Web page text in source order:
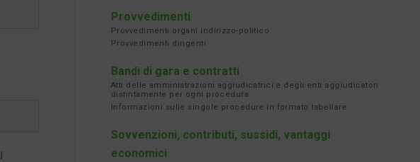
Provvedimenti
Provvedimenti organi indirizzo-politico
Provvedimenti dirigenti
Bandi di gara e contratti
Atti delle amministrazioni aggiudicatrici e degli enti aggiudicatori
distintamente per ogni procedura
Informazioni sulle singole procedure in formato tabellare
Sovvenzioni, contributi, sussidi, vantaggi
economici